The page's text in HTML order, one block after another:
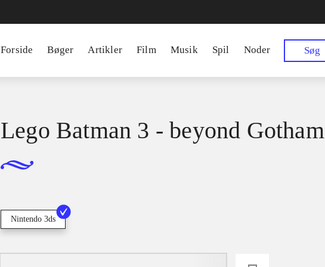
Forside Bøger Artikler Film Musik Spil Noder Søg
Lego Batman 3 - beyond Gotham
Nintendo 3ds